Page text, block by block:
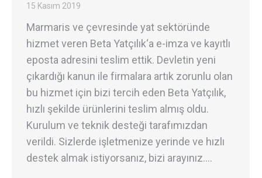
15 Kasım 2019
Marmaris ve çevresinde yat sektöründe
hizmet veren Beta Yatçılık‘a e-imza ve kayıtlı
eposta adresini teslim ettik. Devletin yeni
çıkardığı kanun ile firmalara artık zorunlu olan
bu hizmet için bizi tercih eden Beta Yatçılık,
hızlı şekilde ürünlerini teslim almış oldu.
Kurulum ve teknik desteği tarafımızdan
verildi. Sizlerde işletmenize yerinde ve hızlı
destek almak istiyorsanız, bizi arayınız.…